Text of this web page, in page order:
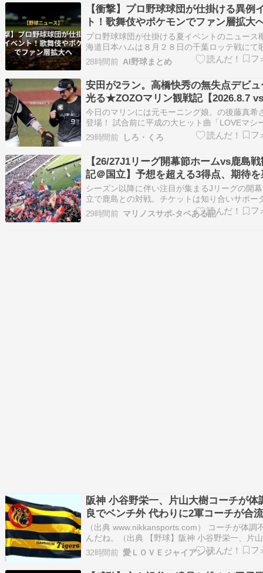
できるのか。 新戦力の融合、そして真夏のコン
ョン管理も含め、今シーズ…
【衝撃】プロ野球球団が仕掛ける異例
ト！歌舞伎やポケモンでファン層拡大
プロ野球球団が仕掛ける夏イベントのニュース
海道日本ハムは８月２８日の千葉ロッテ戦にて
俳優のカタオカアイノスケさんを招き、伝統演
る連獅子を披露すると発表しました。 カタオカ
自身初となるファーストピッチにも挑戦する予
す。 東北楽天では画伯の異名を持つマエ…
28時間前 AI野球まとめ
安田が2ラン。高橋快秀の無失点デビュ
光る★ZOZOマリン観戦記【2026.8.7
今日のマリンには元モーニング娘。の後藤真希
登場！ 試合前に平成の大ヒット曲「LOVEマシ
を歌ってくれましたが、リアルタイムで聴いて
で嬉しかったですね。（音響トラブル残念でし
そんな今日からはバファローズとの3連戦。3連
ば順位が入れ替わる2.0ゲーム…
29時間前 しろ・くろ
【26/27J1リーグ開幕節ホームvs鹿島
記＠国立】予想を超える3得点、期待を
る4失点
シーズン以降に伴い注目が集まるJリーグの開
立で鹿島との対戦。チケットは知り合いサポー
んと申し合わせて購入、当日の予定を確保、新
ォームも無事到着、当日は時間休をもらうつも
29時間前 マリノスサポ-タベある記
阪神 小谷野栄一、片山大樹コーチが体
良でベンチ外 代わりに2軍コーチが合
接触者はマスク姿で練習に参加
（出典 www.nikkansports.com） コーチが体調
んだね。（出典 【野球】阪神 小谷野栄一、片
コーチが体調不良でベンチ外 代わりに2軍コー
流… 接触者はマスク姿で練習に参加 [冬月記者
冬月記者 ★ ：2026/08/07(金) 17:3…
32時間前 愛ＬＯＶＥジャイアンツ